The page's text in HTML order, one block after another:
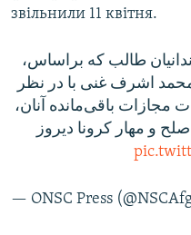
звільнили 11 квітня.
طالب که براساس،
اشرف غنی با در نظر
باقی‌مانده آنان،
و مهار کرونا دیروز
— ONSC Press